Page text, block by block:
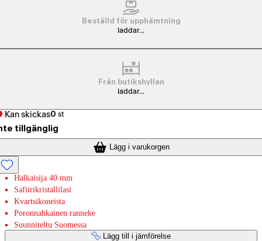
Beställd för upphämtning
laddar...
Från butikshyllan
laddar...
Kan skickas0 st
tillgänglig
Lägg i varukorgen
Halkaisija 40 mm
Safiirikristallilasi
Kvartsikoneista
Poronnahkainen ranneke
Suunniteltu Suomessa
Lägg till i jämförelse